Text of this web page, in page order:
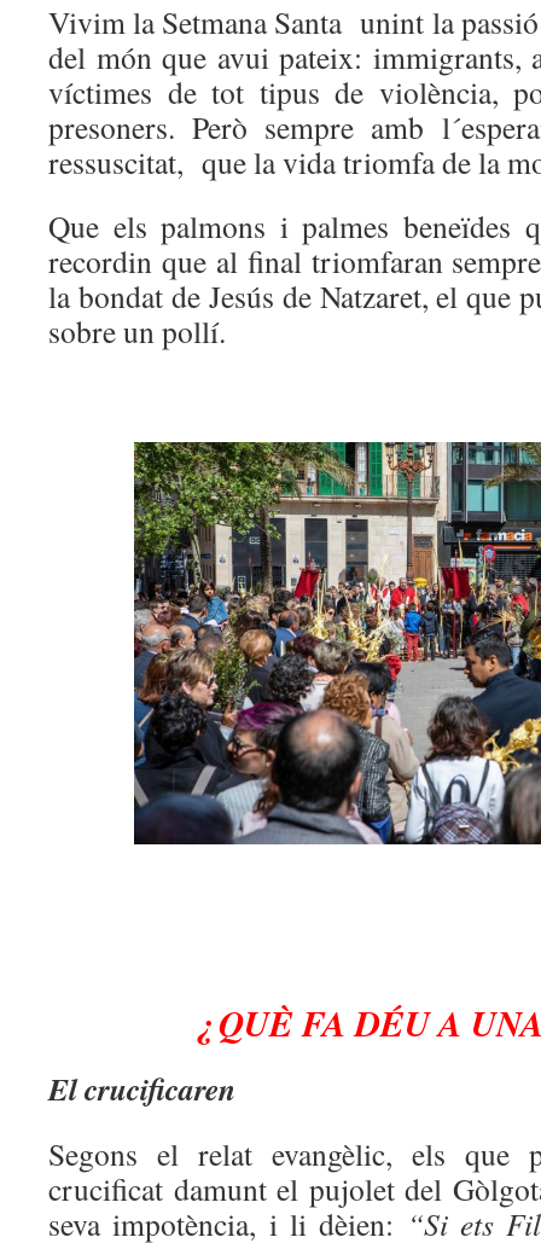
Vivim la Setmana Santa unint la passió
del món que avui pateix: immigrants,
víctimes de tot tipus de violència,
presoners. Però sempre amb
ressuscitat, que la vida triomfa de la
Que els palmons i palmes beneïdes
recordin que al final triomfaran
la bondat de Jesús de Natzaret, el que
sobre un pollí.
¿ QUÈ FA DÉU A
El crucificaren
Segons el relat evangèlic, els que
crucificat damunt el pujolet del
seva impotència, i li dèien: “Si ets